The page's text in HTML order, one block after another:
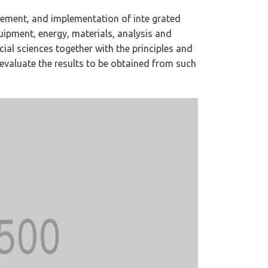
and implementation of inte grated
energy, materials, analysis and
sciences together with the principles and
the results to be obtained from such